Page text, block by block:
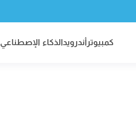
كمبيوترأندرويدالذكاء الإصطناعي